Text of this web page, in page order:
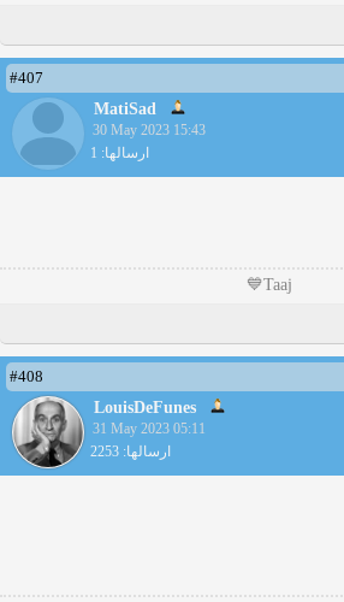
#407
MatiSad
30 May 2023 15:43
ارسالها: 1
Taaj💙
#408
LouisDeFunes
31 May 2023 05:11
ارسالها: 2253